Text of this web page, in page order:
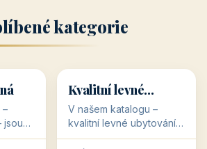
kategorie
–
jsou
💰
💰
34 objektů
Kvalitní levné
ubytování
V našem katalogu –
kvalitní levné ubytování –
jsou pro Vás připraveny